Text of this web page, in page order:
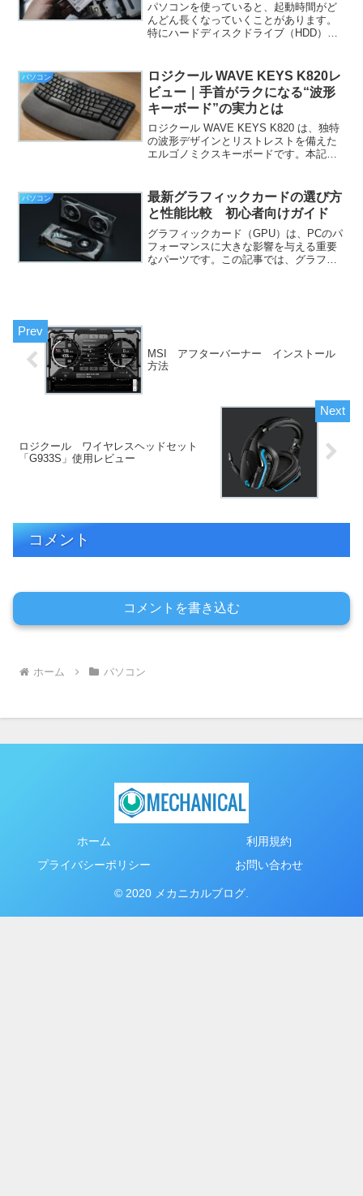
パソコンを使っていると、起動時間がど
んどん長くなっていくことがあります。
特にハードディスクドライブ（HDD）を
は、パソコンの起動が遅くなる原因を分
析し、SSDへの換装や...
パソコン
ロジクール WAVE KEYS K820レ
ビュー｜手首がラクになる“波形
キーボード”の実力とは
ロジクール WAVE KEYS K820 は、独特
の波形デザインとリストレストを備えた
エルゴノミクスキーボードです。本記事
す。ロジクール WAVE KEYS K820と
は...
パソコン
最新グラフィックカードの選び方
と性能比較 初心者向けガイド
グラフィックカード（GPU）は、PCのパ
フォーマンスに大きな影響を与える重要
なパーツです。この記事では、グラフィ
MSI アフターバーナー インストール
方法
ロジクール ワイヤレスヘッドセット
「G933S」使用レビュー
コメント
コメントを書き込む
ホーム パソコン
ホーム
利用規約
プライバシーポリシー
お問い合わせ
© 2020 メカニカルブログ.